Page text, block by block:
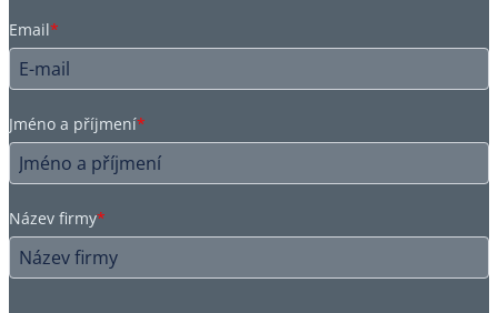
Email*
Jméno a příjmení*
Název firmy*